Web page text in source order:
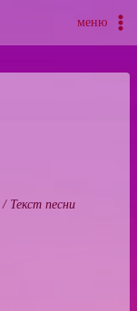
меню
/ Текст песни